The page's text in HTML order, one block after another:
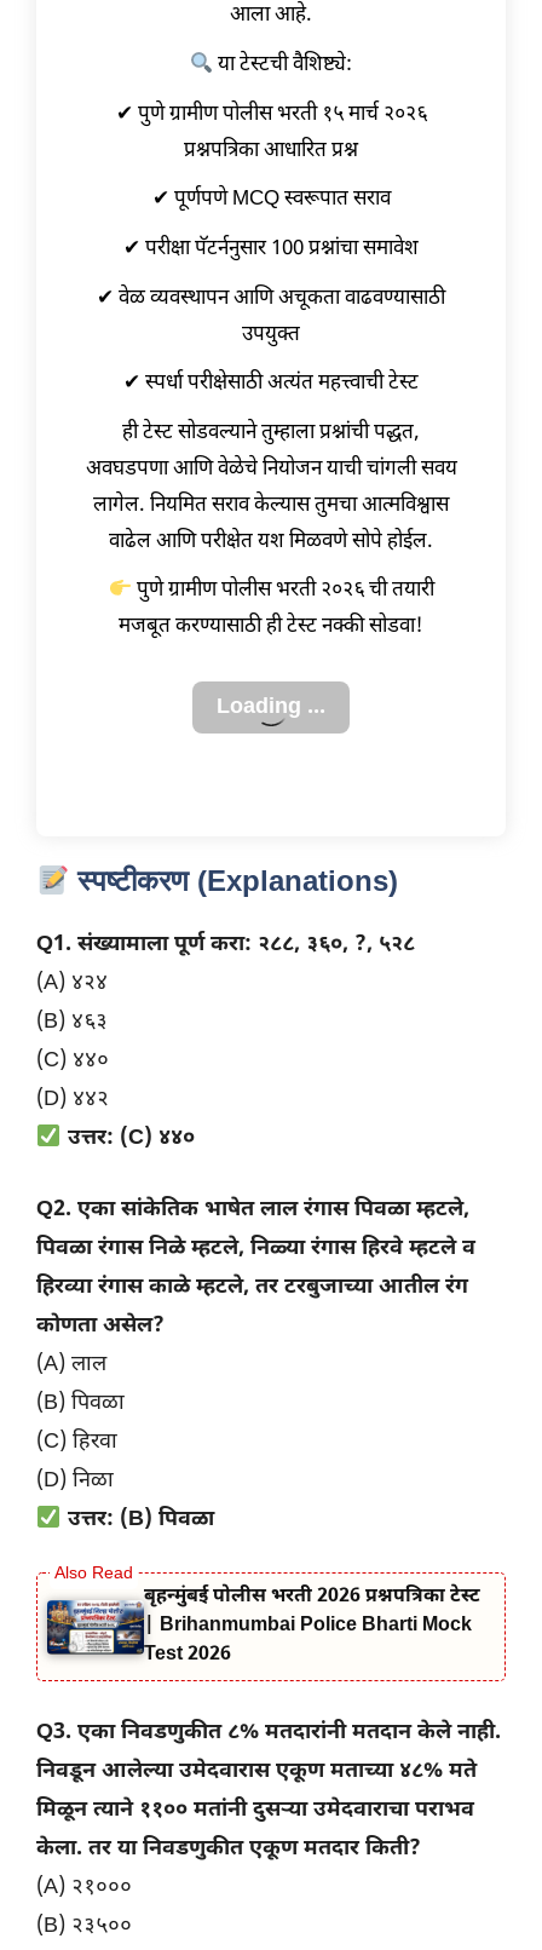
आला आहे.
या टेस्टची वैशिष्ट्ये:
✔ पुणे ग्रामीण पोलीस भरती १५ मार्च २०२६
प्रश्नपत्रिका आधारित प्रश्न
✔ पूर्णपणे MCQ स्वरूपात सराव
✔ परीक्षा पॅटर्ननुसार 100 प्रश्नांचा समावेश
✔ वेळ व्यवस्थापन आणि अचूकता वाढवण्यासाठी
उपयुक्त
✔ स्पर्धा परीक्षेसाठी अत्यंत महत्त्वाची टेस्ट
ही टेस्ट सोडवल्याने तुम्हाला प्रश्नांची पद्धत,
अवघडपणा आणि वेळेचे नियोजन याची चांगली सवय
लागेल. नियमित सराव केल्यास तुमचा आत्मविश्वास
वाढेल आणि परीक्षेत यश मिळवणे सोपे होईल.
पुणे ग्रामीण पोलीस भरती २०२६ ची तयारी
मजबूत करण्यासाठी ही टेस्ट नक्की सोडवा!
स्पष्टीकरण (Explanations)
Q1. संख्यामाला पूर्ण करा: २८८, ३६०, ?, ५२८
(A) ४२४
(B) ४६३
(C) ४४०
(D) ४४२
उत्तर: (C) ४४०
Q2. एका सांकेतिक भाषेत लाल रंगास पिवळा म्हटले,
पिवळा रंगास निळे म्हटले, निळ्या रंगास हिरवे म्हटले व
हिरव्या रंगास काळे म्हटले, तर टरबुजाच्या आतील रंग
कोणता असेल?
(A) लाल
(B) पिवळा
(C) हिरवा
(D) निळा
उत्तर: (B) पिवळा
बृहन्मुंबई पोलीस भरती 2026 प्रश्नपत्रिका टेस्ट
| Brihanmumbai Police Bharti Mock
Test 2026
Q3. एका निवडणुकीत ८% मतदारांनी मतदान केले नाही.
निवडून आलेल्या उमेदवारास एकूण मताच्या ४८% मते
मिळून त्याने ११०० मतांनी दुसऱ्या उमेदवाराचा पराभव
केला. तर या निवडणुकीत एकूण मतदार किती?
(A) २१०००
(B) २३५००